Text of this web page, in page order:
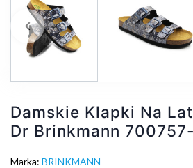
Poprzedni
keyboard_arrow_left
Damskie Klapki Na
Dr Brinkmann
Marka: BRINKMANN